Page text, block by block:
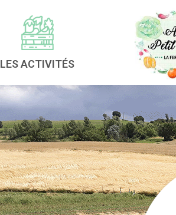
LES ACTIVITÉS